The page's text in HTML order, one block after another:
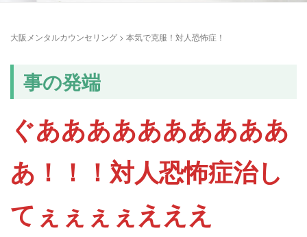
大阪メンタルカウンセリング > 本気で克服！対人恐怖症！
事の発端
ぐああああああああああ
あ！！！対人恐怖症治し
てぇぇぇぇえええ